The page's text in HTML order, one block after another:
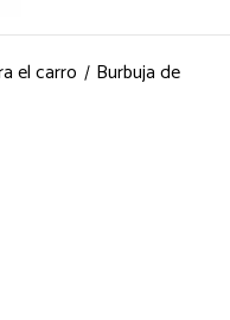
el carro
Burbuja de